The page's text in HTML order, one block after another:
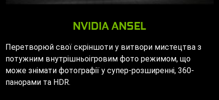
NVIDIA ANSEL
Перетворюй свої скріншоти у витвори мистецтва з
потужним внутрішньоігровим фото режимом, що
може знімати фотографії у супер-розширенні, 360-
панорами та HDR.